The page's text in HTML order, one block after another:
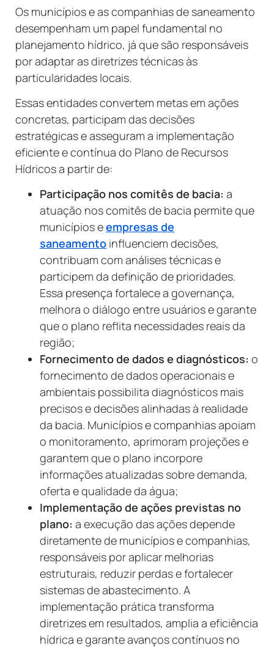
Os municípios e as companhias de saneamento
desempenham um papel fundamental no
planejamento hídrico, já que são responsáveis
por adaptar as diretrizes técnicas às
particularidades locais.
Essas entidades convertem metas em ações
concretas, participam das decisões
estratégicas e asseguram a implementação
eficiente e contínua do Plano de Recursos
Hídricos a partir de:
Participação nos comitês de bacia: a
atuação nos comitês de bacia permite que
municípios eempresas de
saneamento influenciem decisões,
contribuam com análises técnicas e
participem da definição de prioridades.
Essa presença fortalece a governança,
melhora o diálogo entre usuários e garante
que o plano reflita necessidades reais da
região;
Fornecimento de dados e diagnósticos: o
fornecimento de dados operacionais e
ambientais possibilita diagnósticos mais
precisos e decisões alinhadas à realidade
da bacia. Municípios e companhias apoiam
o monitoramento, aprimoram projeções e
garantem que o plano incorpore
informações atualizadas sobre demanda,
oferta e qualidade da água;
Implementação de ações previstas no
plano: a execução das ações depende
diretamente de municípios e companhias,
responsáveis por aplicar melhorias
estruturais, reduzir perdas e fortalecer
sistemas de abastecimento. A
implementação prática transforma
diretrizes em resultados, amplia a eficiência
hídrica e garante avanços contínuos no